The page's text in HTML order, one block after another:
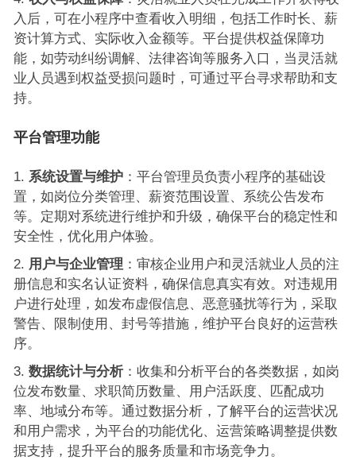
入后，可在小程序中查看收入明细，包括工作时长、薪
资计算方式、实际收入金额等。平台提供权益保障功
能，如劳动纠纷调解、法律咨询等服务入口，当灵活就
业人员遇到权益受损问题时，可通过平台寻求帮助和支
持。
平台管理功能
系统设置与维护：平台管理员负责小程序的基础设
置，如岗位分类管理、薪资范围设置、系统公告发布
等。定期对系统进行维护和升级，确保平台的稳定性和
安全性，优化用户体验。
用户与企业管理 ：审核企业用户和灵活就业人员的注
册信息和实名认证资料，确保信息真实有效。对违规用
户进行处理，如发布虚假信息、恶意骚扰等行为，采取
警告、限制使用、封号等措施，维护平台良好的运营秩
序。
数据统计与分析：收集和分析平台的各类数据，如岗
位发布数量、求职简历数量、用户活跃度、匹配成功
率、地域分布等。通过数据分析，了解平台的运营状况
和用户需求，为平台的功能优化、运营策略调整提供数
据支持，提升平台的服务质量和市场竞争力。